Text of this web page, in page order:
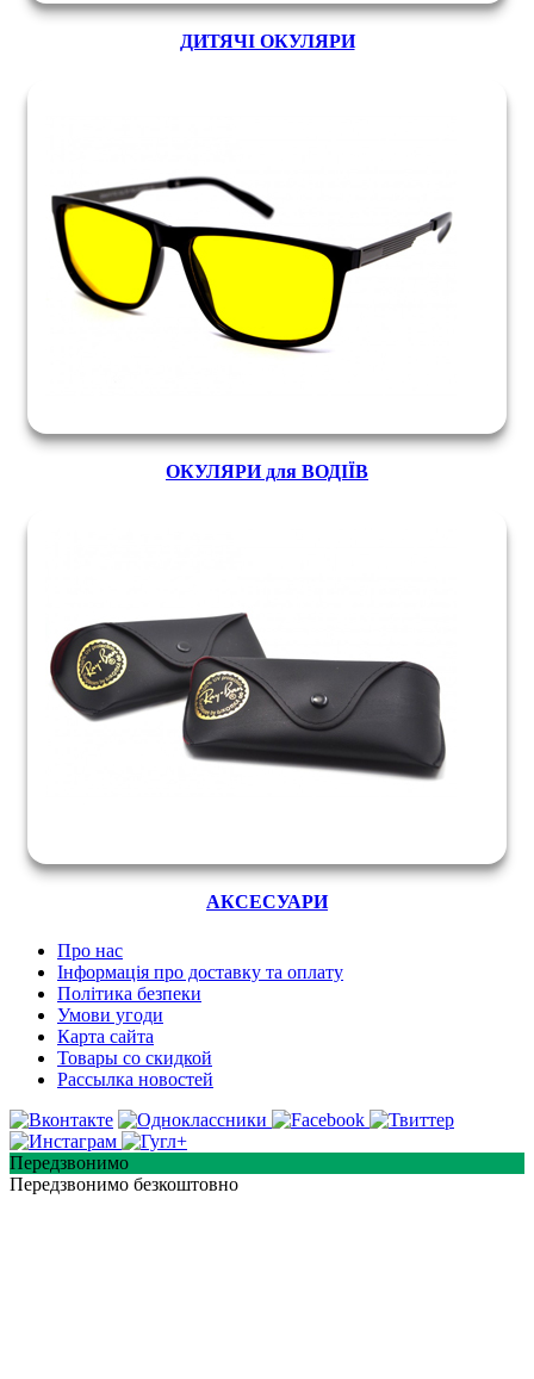
ДИТЯЧІ ОКУЛЯРИ
ОКУЛЯРИ для ВОДІЇВ
АКСЕСУАРИ
Про нас
Інформація про доставку та оплату
Політика безпеки
Умови угоди
Карта сайта
Товары со скидкой
Рассылка новостей
Передзвонимо
Передзвонимо безкоштовно